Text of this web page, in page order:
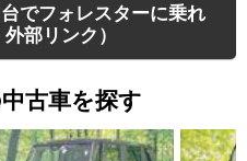
でフォレスターに乗れ
部リンク）
古車を探す